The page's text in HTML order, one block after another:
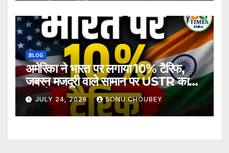
BLOG
अमेरिका ने भारत पर लगाया 10% टैरिफ,
जबरन मजदूरी वाले सामान पर USTR का
बड़ा फैसला
JULY 24, 2026 SONU CHOUBEY